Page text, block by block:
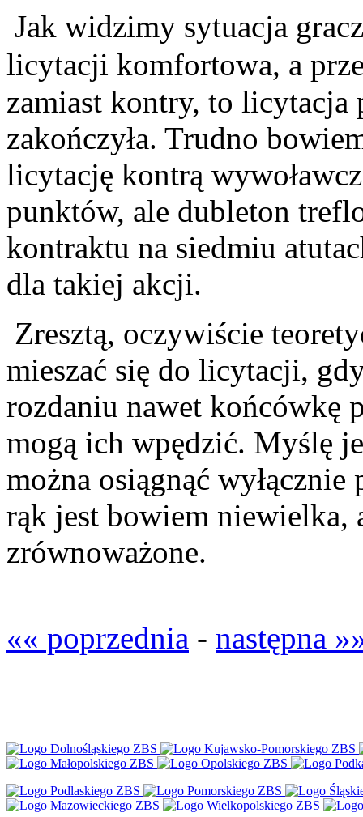
Jak widzimy sytuacja
licytacji komfortowa, a
zamiast kontry, to licytacja
zakończyła. Trudno
licytację kontrą
punktów, ale dubleton
kontraktu na siedmiu
dla takiej akcji.
Zresztą, oczywiście
mieszać się do licytacji,
rozdaniu nawet końcówkę
mogą ich wpędzić. Myślę
można osiągnąć wyłącznie
rąk jest bowiem niewielka,
zrównoważone.
«« poprzednia - następna